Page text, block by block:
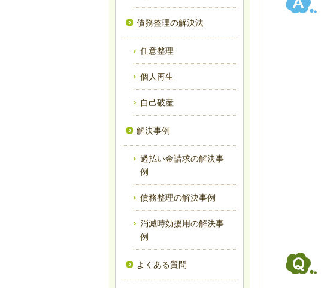
債務整理の解決法
任意整理
個人再生
自己破産
解決事例
過払い金請求の解決事
例
債務整理の解決事例
消滅時効援用の解決事
例
よくある質問